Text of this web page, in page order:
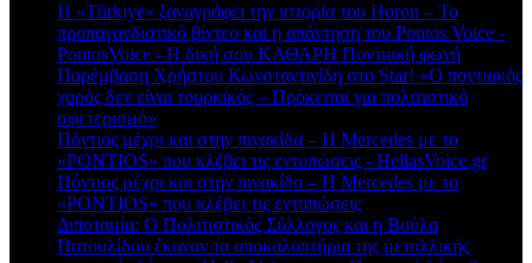
Η «Türkiye» ξαναγράφει την ιστορία του Horon – Το
προπαγανδιστικό βίντεο και η απάντηση του Pontos Voice -
PontosVoice - H δική σου ΚΑΘΑΡΗ Ποντιακή φωνή
Παρέμβαση Χρήστου Κωνσταντινίδη στο Star! «Ο ποντιακός
χορός δεν είναι τουρκικός – Πρόκειται για πολιτιστικό
σφετερισμό»
Πόντιος μέχρι και στην πινακίδα – Η Mercedes με το
«PONTIOS» που κλέβει τις εντυπώσεις - HellasVoice.grστο
Πόντιος μέχρι και στην πινακίδα – Η Mercedes με το
«PONTIOS» που κλέβει τις εντυπώσεις
Διποταμία: Ο Πολιτιστικός Σύλλογος και η Βούλα
Πατουλίδου έκαναν τα αποκαλυπτήρια της μεταλλικής